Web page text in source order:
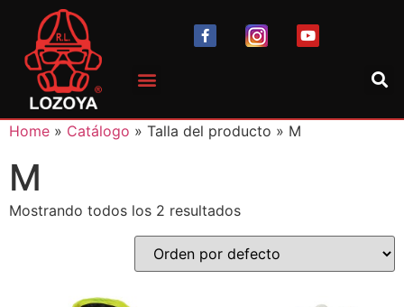
Home » Catálogo » Talla del producto » M
M
Mostrando todos los 2 resultados